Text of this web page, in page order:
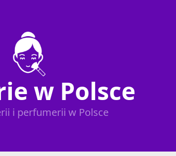
w Polsce
i perfumerii w Polsce